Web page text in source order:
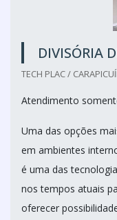
DIVISÓRIA
TECH PLAC /
Atendimento
Uma das opções
em ambientes
é uma das
nos tempos atuais
oferecer